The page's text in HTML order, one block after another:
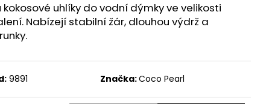
kokosové uhlíky do vodní dýmky ve velikosti
Nabízejí stabilní žár, dlouhou výdrž a
9891 Značka:Coco Pearl